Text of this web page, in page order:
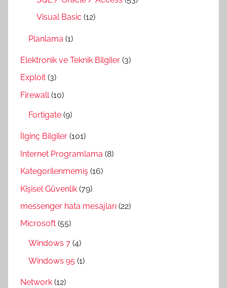
Visual Basic (12)
Planlama (1)
Elektronik ve Teknik Bilgiler (3)
Exploit (3)
Firewall(10)
Fortigate (9)
İlginç Bilgiler (101)
Internet Programlama (8)
Kategorilenmemiş (16)
Kişisel Güvenlik (79)
messenger hata mesajları (22)
Microsoft (55)
Windows 7 (4)
Windows 95 (1)
Network (12)